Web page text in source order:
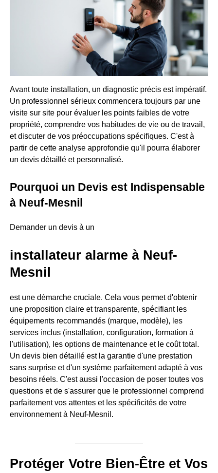
Avant toute installation, un diagnostic précis est impératif.
Un professionnel sérieux commencera toujours par une
visite sur site pour évaluer les points faibles de votre
propriété, comprendre vos habitudes de vie ou de travail,
et discuter de vos préoccupations spécifiques. C'est à
partir de cette analyse approfondie qu'il pourra élaborer
un devis détaillé et personnalisé.
Pourquoi un Devis est Indispensable
à Neuf-Mesnil
Demander un devis à un
installateur alarme à Neuf-
Mesnil
est une démarche cruciale. Cela vous permet d'obtenir
une proposition claire et transparente, spécifiant les
équipements recommandés (marque, modèle), les
services inclus (installation, configuration, formation à
l'utilisation), les options de maintenance et le coût total.
Un devis bien détaillé est la garantie d'une prestation
sans surprise et d'un système parfaitement adapté à vos
besoins réels. C'est aussi l'occasion de poser toutes vos
questions et de s'assurer que le professionnel comprend
parfaitement vos attentes et les spécificités de votre
environnement à Neuf-Mesnil.
Protéger Votre Bien-Être et Vos